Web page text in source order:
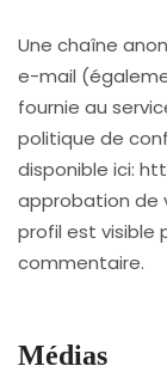
Une chaîne
e-mail
fournie au
politique de
disponible ici:
approbation de
profil est visible
commentaire.
Médias